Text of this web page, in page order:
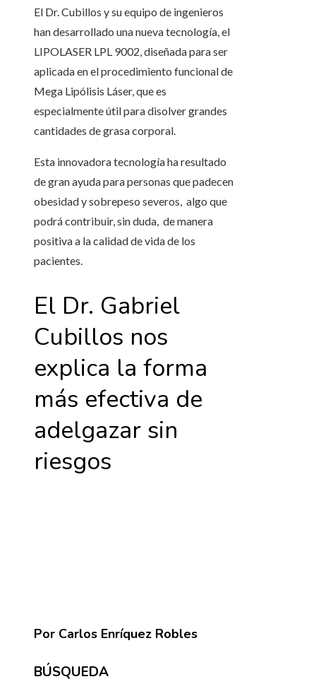
El Dr. Cubillos y su equipo de ingenieros
han desarrollado una nueva tecnología, el
LIPOLASER LPL 9002, diseñada para ser
aplicada en el procedimiento funcional de
Mega Lipólisis Láser, que es
especialmente útil para disolver grandes
cantidades de grasa corporal.
Esta innovadora tecnología ha resultado
de gran ayuda para personas que padecen
obesidad y sobrepeso severos, algo que
podrá contribuir, sin duda, de manera
positiva a la calidad de vida de los
pacientes.
El Dr. Gabriel
Cubillos nos
explica la forma
más efectiva de
adelgazar sin
riesgos
Por Carlos Enríquez Robles
BÚSQUEDA